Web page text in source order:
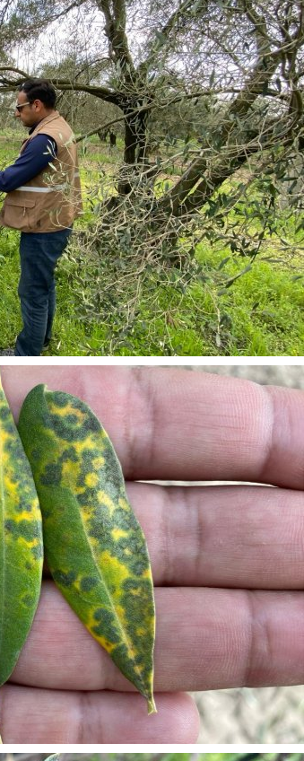
Güncel
Festivalde Coşku Fener Alayı İle
Katlandı
admin Nis 29, 2024 0
Festivalde Coşku Fener Alayı İle Katlandı Manisa'da 4 yıl
aradan sonra ger&ccedil;ekleştirilen...